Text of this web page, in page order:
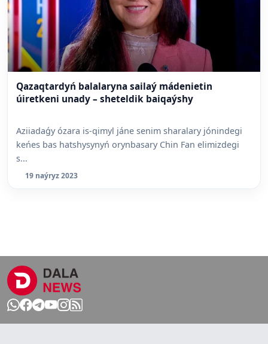
Qazaqtardyń balalaryna sailaý mádenietin
úiretkeni unady – sheteldik baiqaýshy
Aziiadaǵy ózara is-qimyl jáne senim sharalary jónindegi
keńes bas hatshysynyń orynbasary Chin Fan elimizdegi
s...
19 naýryz 2023